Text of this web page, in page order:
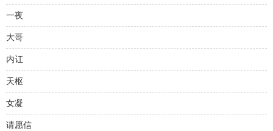
一夜
大哥
内讧
天枢
女凝
请愿信